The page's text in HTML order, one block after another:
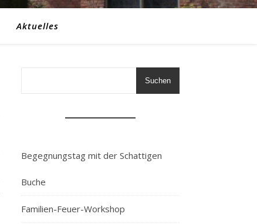
Aktuelles
Suchen
Begegnungstag mit der Schattigen
Buche
Familien-Feuer-Workshop